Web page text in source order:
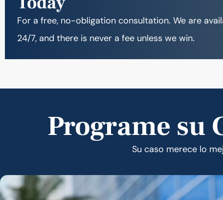
For a free, no-obligation consultation. We are
24/7, and there is never a fee unless we win.
Programe su
Su caso merece lo